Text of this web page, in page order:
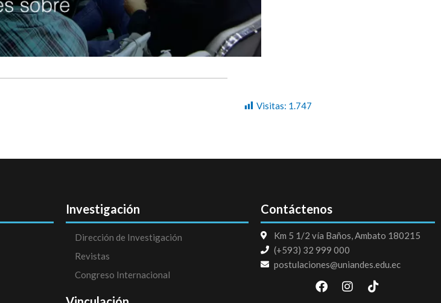
Visitas: 1.747
Investigación
Dirección de Investigación
Revistas
Congreso Internacional
Contáctenos
Km 5 1/2 vía Baños, Ambato 180215
(+593) 32 999 000
postulaciones@uniandes.edu.ec
F
a
I
n
T
i